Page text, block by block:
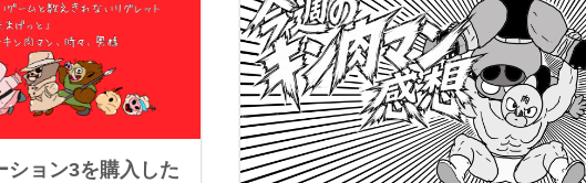
ション3を購入した